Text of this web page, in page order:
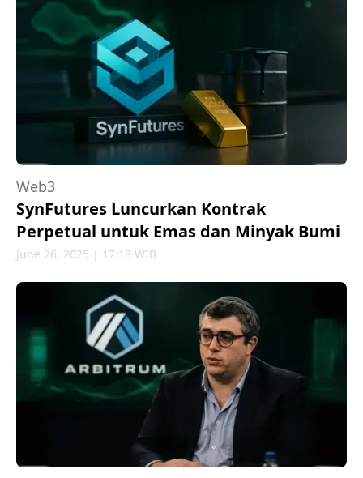
Web3
SynFutures Luncurkan Kontrak
Perpetual untuk Emas dan Minyak Bumi
June 26, 2025 | 17:18 WIB